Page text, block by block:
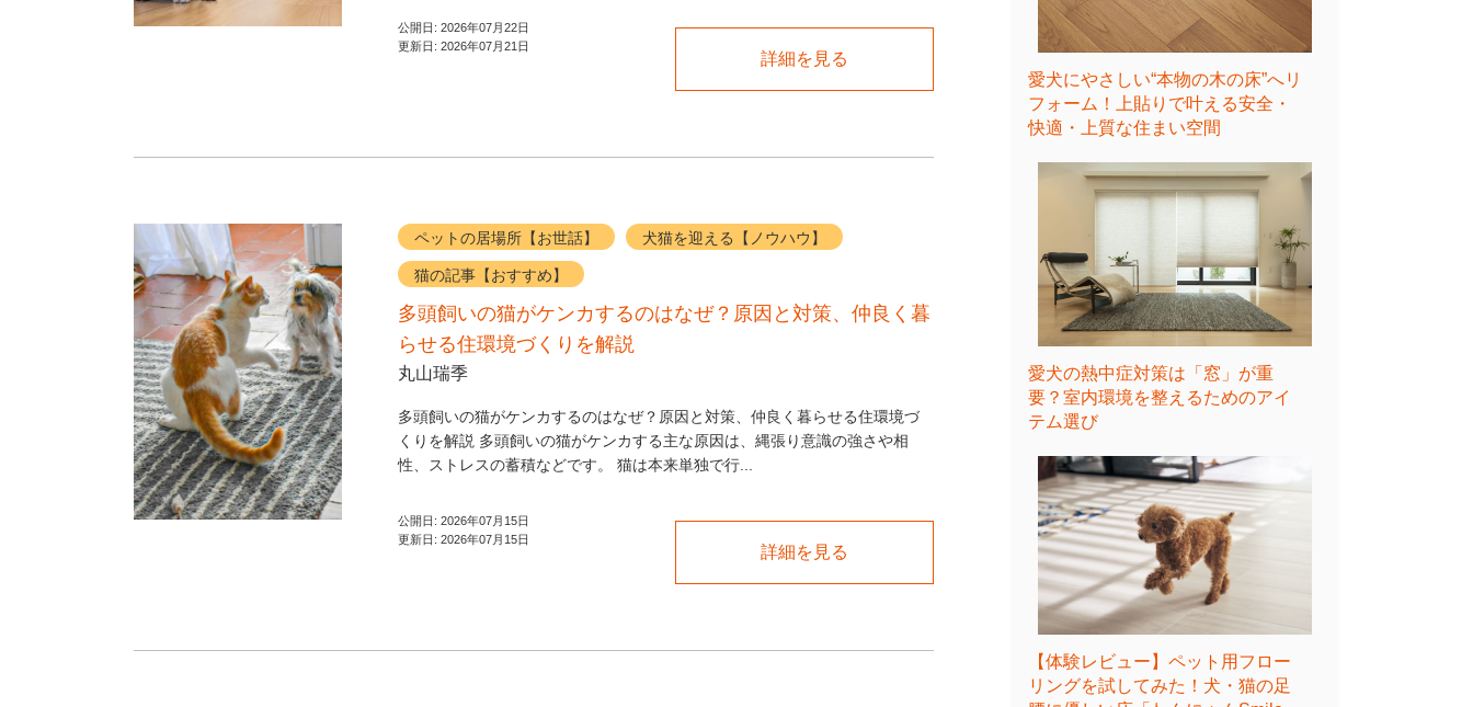
公開日: 2026年07月22日
更新日: 2026年07月21日
詳細を見る
ペットの居場所【お世話】 犬猫を迎える【ノウハウ】
猫の記事【おすすめ】
多頭飼いの猫がケンカするのはなぜ？原因と対策、仲良く暮
らせる住環境づくりを解説
丸山瑞季
多頭飼いの猫がケンカするのはなぜ？原因と対策、仲良く暮らせる住環境づ
くりを解説 多頭飼いの猫がケンカする主な原因は、縄張り意識の強さや相
性、ストレスの蓄積などです。 猫は本来単独で行...
公開日: 2026年07月15日
更新日: 2026年07月15日
詳細を見る
愛犬にやさしい“本物の木の床”へリ
フォーム！上貼りで叶える安全・
快適・上質な住まい空間
愛犬の熱中症対策は「窓」が重
要？室内環境を整えるためのアイ
テム選び
【体験レビュー】ペット用フロー
リングを試してみた！犬・猫の足